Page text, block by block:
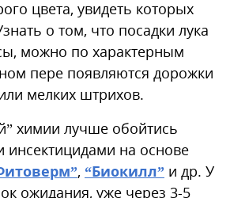
цвета, увидеть которых
о том, что посадки лука
можно по характерным
пере появляются дорожки
мелких штрихов.
химии лучше обойтись
инсектицидами на основе
, “Биокилл” и др. У
ожидания, уже через 3-5